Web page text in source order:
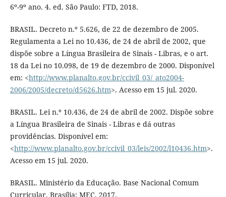
6º-9º ano. 4. ed. São Paulo: FTD, 2018.
BRASIL. Decreto n.º 5.626, de 22 de dezembro de 2005.
Regulamenta a Lei no 10.436, de 24 de abril de 2002, que
dispõe sobre a Língua Brasileira de Sinais - Libras, e o art.
18 da Lei no 10.098, de 19 de dezembro de 2000. Disponível
em: <http://www.planalto.gov.br/ccivil_03/_ato2004-
2006/2005/decreto/d5626.htm>. Acesso em 15 jul. 2020.
BRASIL. Lei n.º 10.436, de 24 de abril de 2002. Dispõe sobre
a Língua Brasileira de Sinais - Libras e dá outras
providências. Disponível em:
<http://www.planalto.gov.br/ccivil_03/leis/2002/l10436.htm>.
Acesso em 15 jul. 2020.
BRASIL. Ministério da Educação. Base Nacional Comum
Curricular. Brasília: MEC, 2017.